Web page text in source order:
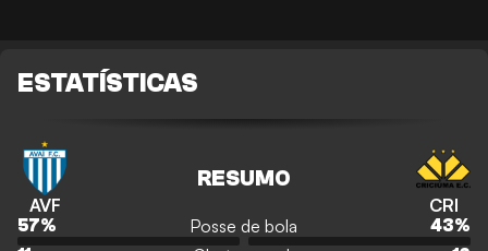
ESTATÍSTICAS
AVF
RESUMO
CRI
57% Posse de bola 43%